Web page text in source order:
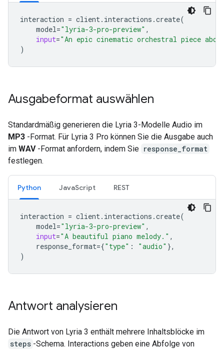
interaction = client. interactions .create(
model="lyria-3-pro-preview" ,
input="An epic cinematic orchestral piece
)
Ausgabeformat auswählen
Standardmäßig generieren die Lyria 3-Modelle Audio im
MP3 -Format. Für Lyria 3 Pro können Sie die Ausgabe auch
im WAV-Format anfordern, indem Sie response_format
festlegen.
Python JavaScript REST
interaction = client. interactions .create(
model="lyria-3-pro-preview" ,
input="A beautiful piano melody." ,
response_format={"type" : "audio" },
)
Antwort analysieren
Die Antwort von Lyria 3 enthält mehrere Inhaltsblöcke im
steps -Schema. Interactions geben eine Abfolge von